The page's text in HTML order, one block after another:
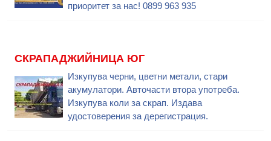
приоритет за нас! 0899 963 935
СКРАПАДЖИЙНИЦА ЮГ
Изкупува черни, цветни метали, стари
акумулатори. Авточасти втора употреба.
Изкупува коли за скрап. Издава
удостоверения за дерегистрация.